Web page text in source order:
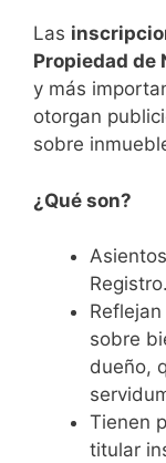
Las
Propiedad de
y más
otorgan
sobre
¿Qué son?
Registro.
sobre
dueño,
Tienen
titular